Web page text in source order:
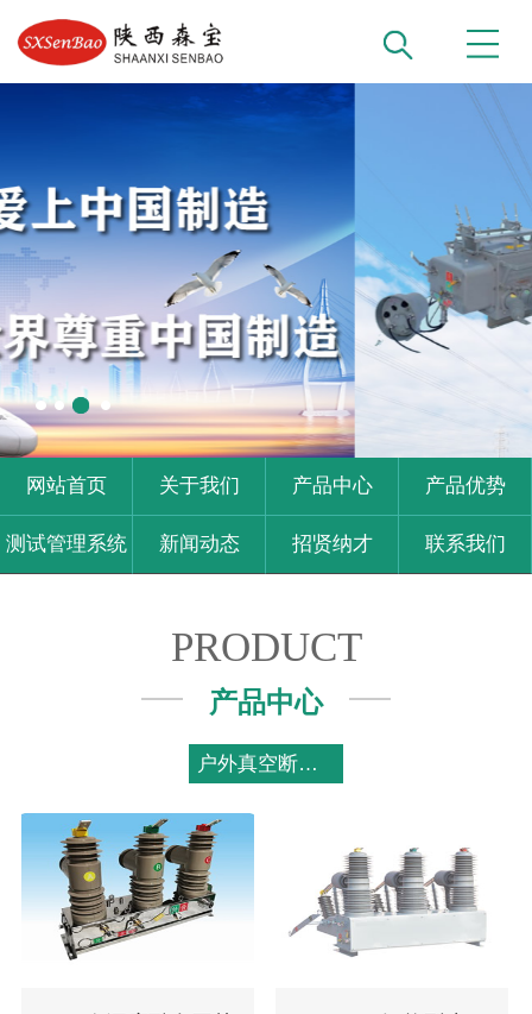
网站首页 关于我们 产品中心 产品优势
测试管理系统 新闻动态 招贤纳才 联系我们
PRODUCT
产品中心
户外真空断路器